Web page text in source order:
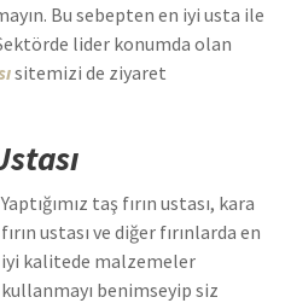
Bu sebepten en iyi usta ile
lider konumda olan
sitemizi de ziyaret
Yaptığımız taş fırın ustası, kara
fırın ustası ve diğer fırınlarda en
iyi kalitede malzemeler
kullanmayı benimseyip siz